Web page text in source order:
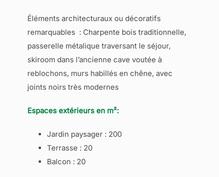
Éléments architecturaux ou décoratifs
remarquables : Charpente bois traditionnelle,
passerelle métalique traversant le séjour,
skiroom dans l’ancienne cave voutée à
reblochons, murs habillés en chêne, avec
joints noirs très modernes
Espaces extérieurs en m²:
Jardin paysager : 200
Terrasse : 20
Balcon : 20